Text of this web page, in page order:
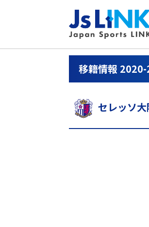
移籍情報
セレッソ